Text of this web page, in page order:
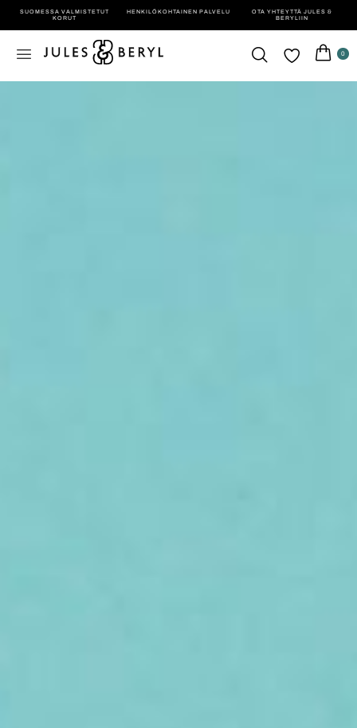
SUOMESSA VALMISTETUT
KORUT
HENKILÖ­KOHTAINEN PALVELU
OTA YHTEYTTÄ JULES &
BERYLIIN
0